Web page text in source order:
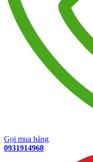
Gọi mua hàng
0931914968